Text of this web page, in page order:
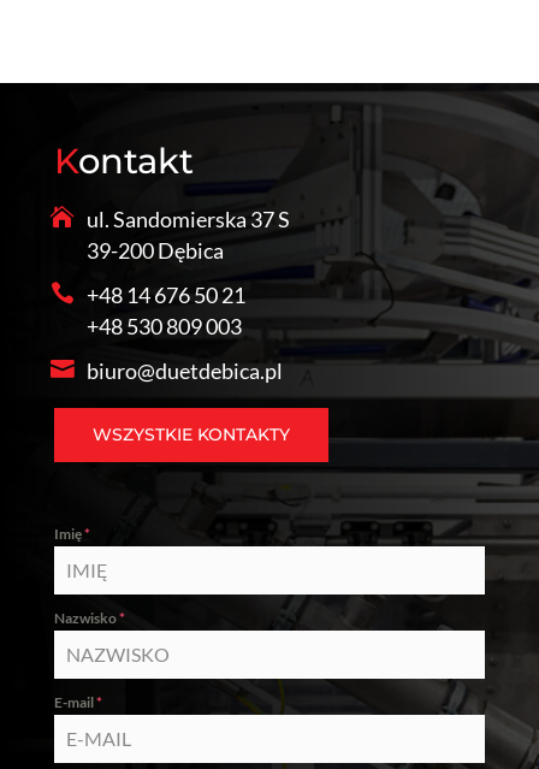
Kontakt
ul. Sandomierska 37 S
39-200 Dębica
+48 14 676 50 21
+48 530 809 003
biuro@duetdebica.pl
WSZYSTKIE KONTAKTY
Imię*
Nazwisko*
E-mail*